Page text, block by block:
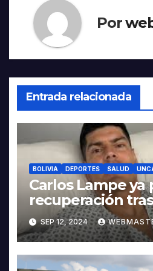
Por
Entrada relacionada
BOLIVIA DEPORTES SALUD
Carlos Lampe ya
recuperación
operación en el
Aquiles
SEP 12, 2024